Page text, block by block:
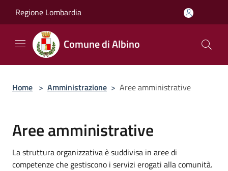
Regione Lombardia
Comune di Albino
Home > Amministrazione > Aree amministrative
Aree amministrative
La struttura organizzativa è suddivisa in aree di
competenze che gestiscono i servizi erogati alla comunità.